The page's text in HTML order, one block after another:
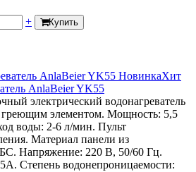
+ Купить
НовинкаХит
AnlaBeier YK55
электрический водонагреватель
элементом. Мощность: 5,5
воды: 2-6 л/мин. Пульт
Материал панели из
Напряжение: 220 В, 50/60 Гц.
Степень водонепроницаемости: